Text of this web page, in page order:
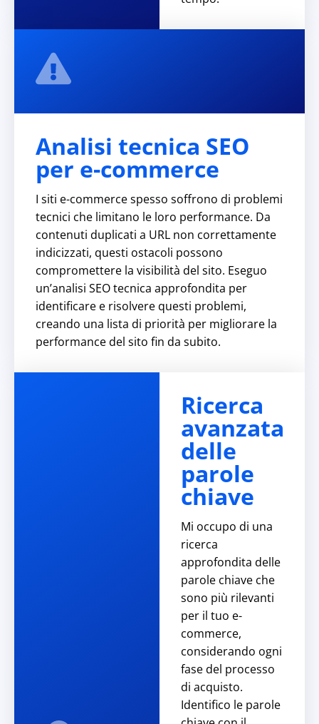
Analisi tecnica SEO
per e-commerce
I siti e-commerce spesso soffrono di problemi
tecnici che limitano le loro performance. Da
contenuti duplicati a URL non correttamente
indicizzati, questi ostacoli possono
compromettere la visibilità del sito. Eseguo
un’analisi SEO tecnica approfondita per
identificare e risolvere questi problemi,
creando una lista di priorità per migliorare la
performance del sito fin da subito.
Ricerca
avanzata
delle
parole
chiave
Mi occupo di una
ricerca
approfondita delle
parole chiave che
sono più rilevanti
per il tuo e-
commerce,
considerando ogni
fase del processo
di acquisto.
Identifico le parole